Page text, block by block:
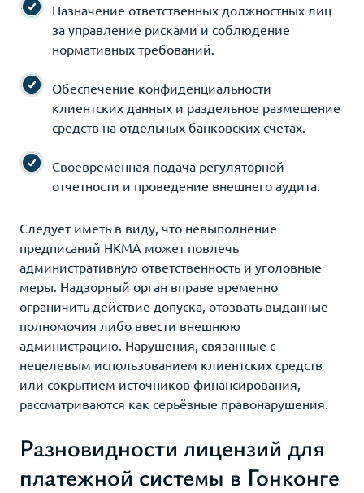
Назначение ответственных должностных лиц
за управление рисками и соблюдение
нормативных требований.
Обеспечение конфиденциальности
клиентских данных и раздельное размещение
средств на отдельных банковских счетах.
Своевременная подача регуляторной
отчетности и проведение внешнего аудита.
Следует иметь в виду, что невыполнение
предписаний HKMA может повлечь
административную ответственность и уголовные
меры. Надзорный орган вправе временно
ограничить действие допуска, отозвать выданные
полномочия либо ввести внешнюю
администрацию. Нарушения, связанные с
нецелевым использованием клиентских средств
или сокрытием источников финансирования,
рассматриваются как серьёзные правонарушения.
Разновидности лицензий для
платежной системы в Гонконге